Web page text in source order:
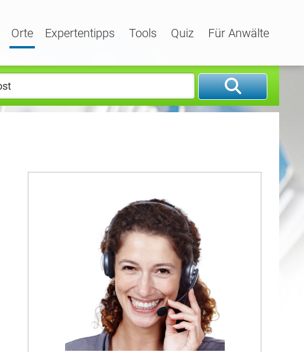
Orte Expertentipps Tools Quiz Für Anwälte